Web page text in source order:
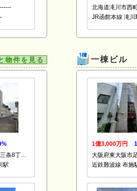
北海道滝川市西
JR函館本線 滝川
物件を見る
三条8丁…
駅
一棟ビル
1億3,000万円
大阪府東大阪市
近鉄難波線 布施